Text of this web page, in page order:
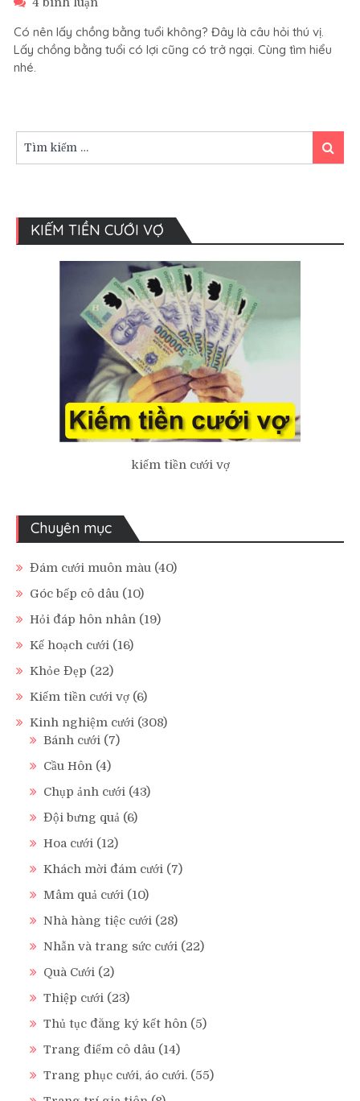
chồng
bằng
Có nên lấy chồng bằng tuổi không? Đây là câu hỏi thú vị.
Lấy chồng bằng tuổi có lợi cũng có trở ngại. Cùng tìm hiểu
nhé.
kiếm:
Tìm
kiếm
KIẾM TIỀN CƯỚI VỢ
kiếm tiền cưới vợ
Chuyên mục
Đám cưới muôn màu (40)
Góc bếp cô dâu (10)
Hỏi đáp hôn nhân (19)
Kế hoạch cưới (16)
Khỏe Đẹp (22)
Kiếm tiền cưới vợ (6)
Kinh nghiệm cưới (308)
Bánh cưới (7)
Cầu Hôn (4)
Chụp ảnh cưới (43)
Đội bưng quả (6)
Hoa cưới (12)
Khách mời đám cưới (7)
Mâm quả cưới (10)
Nhà hàng tiệc cưới (28)
Nhẫn và trang sức cưới (22)
Quà Cưới (2)
Thiệp cưới (23)
Thủ tục đăng ký kết hôn (5)
Trang điểm cô dâu (14)
Trang phục cưới, áo cưới. (55)